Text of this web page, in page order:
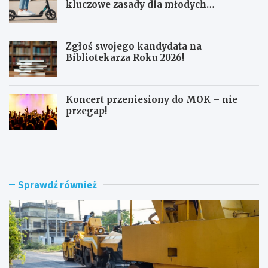
kluczowe zasady dla młodych
Zgłoś swojego kandydata na
Bibliotekarza Roku 2026!
Koncert przeniesiony do MOK – nie
przegap!
N
o
d
o
i
m
o
d
B
e
z
n
a
j
a
z
Sprawdź również